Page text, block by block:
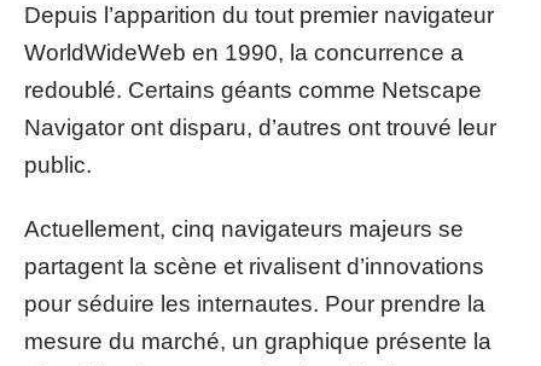
Depuis l’apparition du tout premier navigateur
WorldWideWeb en 1990, la concurrence a
redoublé. Certains géants comme Netscape
Navigator ont disparu, d’autres ont trouvé leur
public.
Actuellement, cinq navigateurs majeurs se
partagent la scène et rivalisent d’innovations
pour séduire les internautes. Pour prendre la
mesure du marché, un graphique présente la